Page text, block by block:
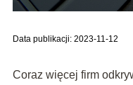
Data publikacji: 2023-11-12
Coraz więcej firm